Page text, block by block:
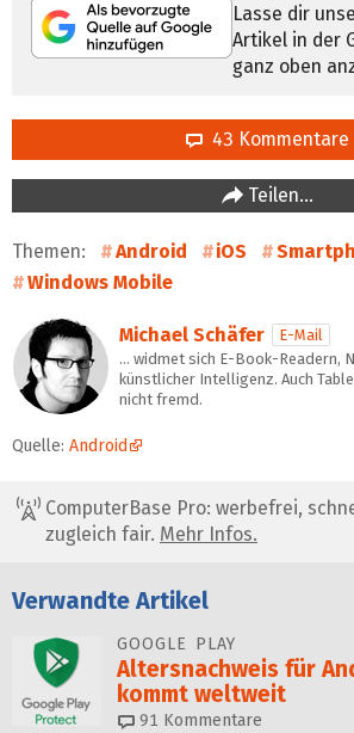
Lasse dir
Artikel in der
ganz oben
43 Kommentare
Teilen…
Themen: Android iOS
Windows Mobile
Michael Schäfer
E-Mail
… widmet sich E-Book-Readern,
künstlicher Intelligenz. Auch
nicht fremd.
Quelle: Android
ComputerBase Pro: werbefrei,
zugleich fair. Mehr Infos.
Verwandte Artikel
GOOGLE PLAY
Altersnachweis für
kommt weltweit
91 Kommentare